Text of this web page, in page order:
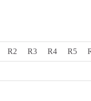
R2 R3 R4 R5